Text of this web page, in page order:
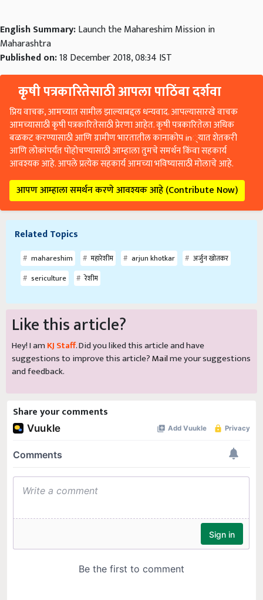
English Summary:Launch the Mahareshim Mission in
Maharashtra
Published on:18 December 2018, 08:34 IST
कृषी पत्रकारितेसाठी आपला पाठिंबा दर्शवा
प्रिय वाचक, आमच्यात सामील झाल्याबद्दल धन्यवाद. आपल्यासारखे वाचक
आमच्यासाठी कृषी पत्रकारितेसाठी प्रेरणा आहेत. कृषी पत्रकारितेला अधिक
बळकट करण्यासाठी आणि ग्रामीण भारतातील कानाकोप in्यात शेतकरी
आणि लोकांपर्यंत पोहोचण्यासाठी आम्हाला तुमचे समर्थन किंवा सहकार्य
आवश्यक आहे. आपले प्रत्येक सहकार्य आमच्या भविष्यासाठी मोलाचे आहे.
आपण आम्हाला समर्थन करणे आवश्यक आहे (Contribute Now)
Related Topics
mahareshim महारेशीम arjun khotkar
अर्जुन खोतकर
sericulture
रेशीम
Like this article?
Hey! I am KJ Staff. Did you liked this article and have
suggestions to improve this article?Mailme your suggestions
and feedback.
Share your comments